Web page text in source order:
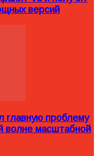
версий
главную проблему
волне масштабной